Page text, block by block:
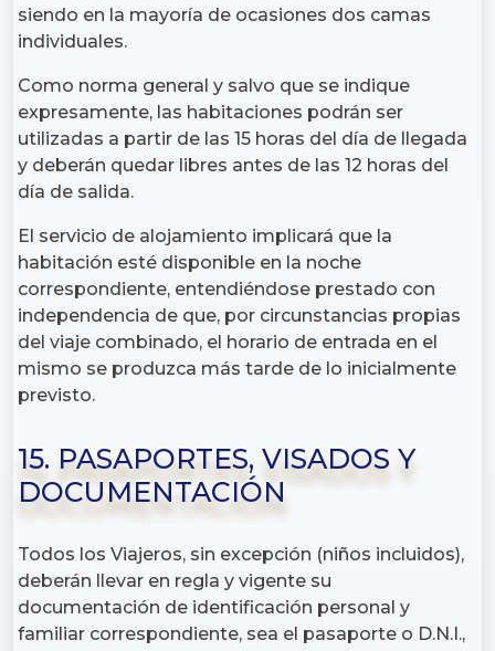
siendo en la mayoría de ocasiones dos camas
individuales.
Como norma general y salvo que se indique
expresamente, las habitaciones podrán ser
utilizadas a partir de las 15 horas del día de llegada
y deberán quedar libres antes de las 12 horas del
día de salida.
El servicio de alojamiento implicará que la
habitación esté disponible en la noche
correspondiente, entendiéndose prestado con
independencia de que, por circunstancias propias
del viaje combinado, el horario de entrada en el
mismo se produzca más tarde de lo inicialmente
previsto.
15. PASAPORTES, VISADOS Y
DOCUMENTACIÓN
Todos los Viajeros, sin excepción (niños incluidos),
deberán llevar en regla y vigente su
documentación de identificación personal y
familiar correspondiente, sea el pasaporte o D.N.I.,